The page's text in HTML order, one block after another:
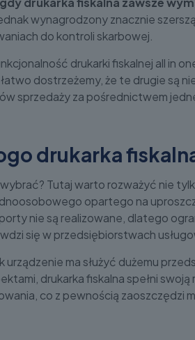
wynagrodzony znacznie
do kontroli skarbowej.
drukarki fiskalnej all in
dostrzeżemy, że te drugie są
sprzedaży za pośrednictwem
drukarka
Tutaj warto rozważyć nie
opartego na
nie są realizowane, dlatego
się w przedsiębiorstwach
urządzenie ma służyć dużemu
drukarka fiskalna spełni
co z pewnością zaoszczędzi